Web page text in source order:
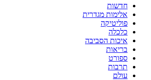
חדשות
אלימות מגדרית
פוליטיקה
כלכלה
איכות הסביבה
בריאות
ספורט
תרבות
עולם